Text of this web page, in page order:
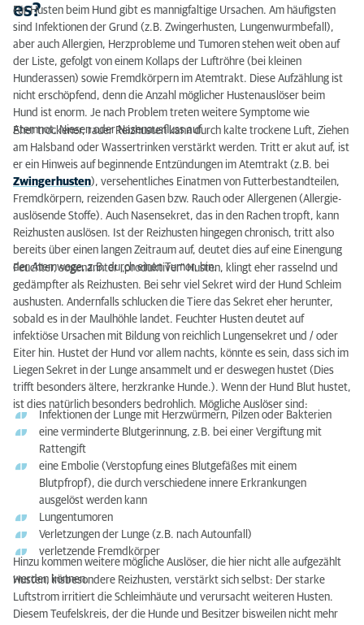
es?
Für Husten beim Hund gibt es mannigfaltige Ursachen. Am häufigsten
sind Infektionen der Grund (z.B. Zwingerhusten, Lungenwurmbefall),
aber auch Allergien, Herzprobleme und Tumoren stehen weit oben auf
der Liste, gefolgt von einem Kollaps der Luftröhre (bei kleinen
Hunderassen) sowie Fremdkörpern im Atemtrakt. Diese Aufzählung ist
nicht erschöpfend, denn die Anzahl möglicher Hustenauslöser beim
Hund ist enorm. Je nach Problem treten weitere Symptome wie
Atemnot, Niesen oder Nasenausfluss auf.
Eher trockener, rauer Reizhusten kann durch kalte trockene Luft, Ziehen
am Halsband oder Wassertrinken verstärkt werden. Tritt er akut auf, ist
er ein Hinweis auf beginnende Entzündungen im Atemtrakt (z.B. bei
Zwingerhusten), versehentliches Einatmen von Futterbestandteilen,
Fremdkörpern, reizenden Gasen bzw. Rauch oder Allergenen (Allergie-
auslösende Stoffe). Auch Nasensekret, das in den Rachen tropft, kann
Reizhusten auslösen. Ist der Reizhusten hingegen chronisch, tritt also
bereits über einen langen Zeitraum auf, deutet dies auf eine Einengung
der Atemwege, z.B. durch einen Tumor, hin.
Feuchter, sogenannter „produktiver“ Husten, klingt eher rasselnd und
gedämpfter als Reizhusten. Bei sehr viel Sekret wird der Hund Schleim
aushusten. Andernfalls schlucken die Tiere das Sekret eher herunter,
sobald es in der Maulhöhle landet. Feuchter Husten deutet auf
infektiöse Ursachen mit Bildung von reichlich Lungensekret und / oder
Eiter hin. Hustet der Hund vor allem nachts, könnte es sein, dass sich im
Liegen Sekret in der Lunge ansammelt und er deswegen hustet (Dies
trifft besonders ältere, herzkranke Hunde.). Wenn der Hund Blut hustet,
ist dies natürlich besonders bedrohlich. Mögliche Auslöser sind:
Infektionen der Lunge mit Herzwürmern, Pilzen oder Bakterien
eine verminderte Blutgerinnung, z.B. bei einer Vergiftung mit
Rattengift
eine Embolie (Verstopfung eines Blutgefäßes mit einem
Blutpfropf), die durch verschiedene innere Erkrankungen
ausgelöst werden kann
Lungentumoren
Verletzungen der Lunge (z.B. nach Autounfall)
verletzende Fremdkörper
Hinzu kommen weitere mögliche Auslöser, die hier nicht alle aufgezählt
werden können.
Husten, insbesondere Reizhusten, verstärkt sich selbst: Der starke
Luftstrom irritiert die Schleimhäute und verursacht weiteren Husten.
Diesem Teufelskreis, der die Hunde und Besitzer bisweilen nicht mehr